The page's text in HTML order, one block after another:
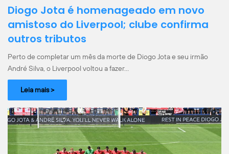
Diogo Jota é homenageado em novo
amistoso do Liverpool; clube confirma
outros tributos
Perto de completar um mês da morte de Diogo Jota e seu irmão
André Silva, o Liverpool voltou a fazer…
Leia mais >